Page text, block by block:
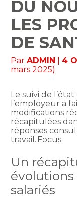
DU
LES
DE
ParADMIN 4
mars 2025)
Le suivi de
l’employeur a
modifications
récapitulées
réponses
travail. Focus.
Un
salariés